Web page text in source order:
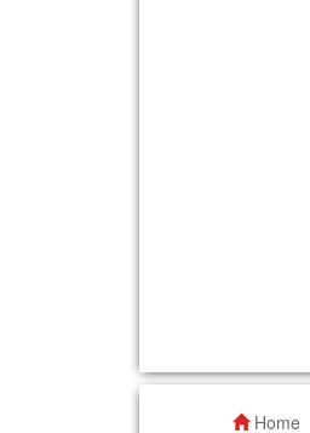
Home